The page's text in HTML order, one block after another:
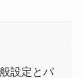
設定とパ